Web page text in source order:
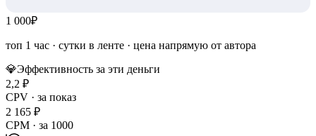
1 000₽
топ 1 час · сутки в ленте · цена напрямую от автора
💎Эффективность за эти деньги
2,2 ₽
CPV · за показ
2 165 ₽
CPM · за 1000